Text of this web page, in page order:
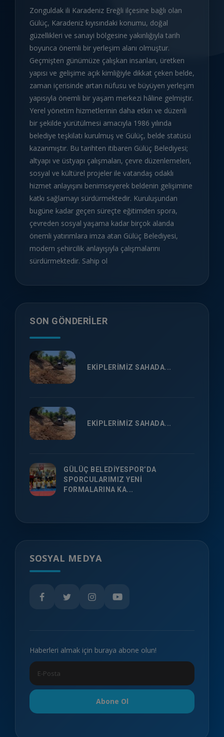
Zonguldak ili Karadeniz Ereğli ilçesine bağlı olan
Gülüç, Karadeniz kıyısındaki konumu, doğal
güzellikleri ve sanayi bölgesine yakınlığıyla tarih
boyunca önemli bir yerleşim alanı olmuştur.
Geçmişten günümüze çalışkan insanları, üretken
yapısı ve gelişime açık kimliğiyle dikkat çeken belde,
zaman içerisinde artan nüfusu ve büyüyen yerleşim
yapısıyla önemli bir yaşam merkezi hâline gelmiştir.
Yerel yönetim hizmetlerinin daha etkin ve düzenli
bir şekilde yürütülmesi amacıyla 1986 yılında
belediye teşkilatı kurulmuş ve Gülüç, belde statüsü
kazanmıştır. Bu tarihten itibaren Gülüç Belediyesi;
altyapı ve üstyapı çalışmaları, çevre düzenlemeleri,
sosyal ve kültürel projeler ile vatandaş odaklı
hizmet anlayışını benimseyerek beldenin gelişimine
katkı sağlamayı sürdürmektedir. Kuruluşundan
bugüne kadar geçen süreçte eğitimden spora,
çevreden sosyal yaşama kadar birçok alanda
önemli yatırımlara imza atan Gülüç Belediyesi,
modern şehircilik anlayışıyla çalışmalarını
sürdürmektedir. Sahip ol
SON GÖNDERILER
EKİPLERİMİZ SAHADA...
EKİPLERİMİZ SAHADA...
GÜLÜÇ BELEDİYESPOR’DA
SPORCULARIMIZ YENİ
FORMALARINA KA...
SOSYAL MEDYA
Haberleri almak için buraya abone olun!
Abone Ol